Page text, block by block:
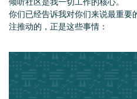
倾听社区是我一切工作的核心。
你们已经告诉我对你们来说最重
注推动的，正是这些事情：
降低超市物价